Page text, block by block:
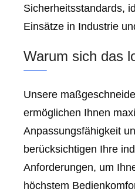
Sicherheitsstandards,
Einsätze in Industrie
Warum sich das
Unsere
ermöglichen Ihnen
Anpassungsfähigkeit
berücksichtigen Ihre
Anforderungen, um
höchstem